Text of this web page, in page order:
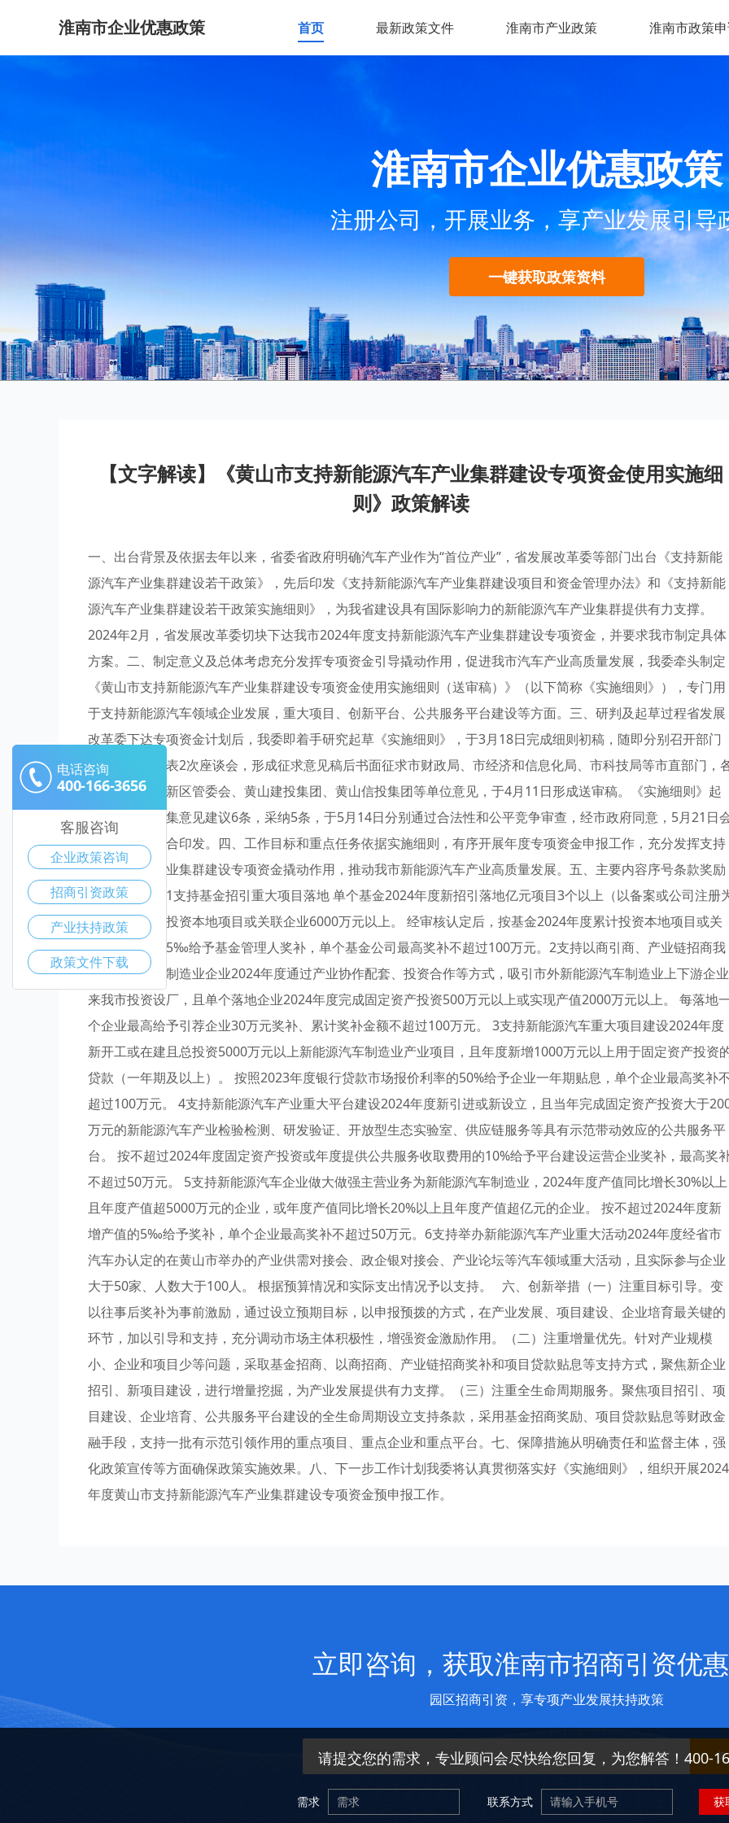
淮南市企业优惠政策 首页 最新政策文件 淮南市产业政策 淮南市政策
淮南市企业优惠政策
注册公司，开展业务，享产业发展引导
一键获取政策资料
【文字解读】《黄山市支持新能源汽车产业集群建设专项资金使用实施细
则》政策解读
一、出台背景及依据去年以来，省委省政府明确汽车产业作为“首位产业”，省发展改革委等部门出台《支持新能
源汽车产业集群建设若干政策》，先后印发《支持新能源汽车产业集群建设项目和资金管理办法》和《支持新能
源汽车产业集群建设若干政策实施细则》，为我省建设具有国际影响力的新能源汽车产业集群提供有力支撑。
2024年2月，省发展改革委切块下达我市2024年度支持新能源汽车产业集群建设专项资金，并要求我市制定具体
方案。二、制定意义及总体考虑充分发挥专项资金引导撬动作用，促进我市汽车产业高质量发展，我委牵头制定
《黄山市支持新能源汽车产业集群建设专项资金使用实施细则（送审稿）》（以下简称《实施细则》），专门用
于支持新能源汽车领域企业发展，重大项目、创新平台、公共服务平台建设等方面。三、研判及起草过程省发展
改革委下达专项资金计划后，我委即着手研究起草《实施细则》，于3月18日完成细则初稿，随即分别召开部门
区县、企业代表2次座谈会，形成征求意见稿后书面征求市财政局、市经济和信息化局、市科技局等市直部门，
区县、黄山高新区管委会、黄山建投集团、黄山信投集团等单位意见，于4月11日形成送审稿。《实施细则》起
草过程中共收集意见建议6条，采纳5条，于5月14日分别通过合法性和公平竞争审查，经市政府同意，5月21日
同市财政局联合印发。四、工作目标和重点任务依据实施细则，有序开展年度专项资金申报工作，充分发挥支持
新能源汽车产业集群建设专项资金撬动作用，推动我市新能源汽车产业高质量发展。五、主要内容序号条款奖励
条件奖励标准1支持基金招引重大项目落地 单个基金2024年度新招引落地亿元项目3个以上（以备案或公司注册
准），且累计投资本地项目或关联企业6000万元以上。 经审核认定后，按基金2024年度累计投资本地项目或关
联企业金额的5‰给予基金管理人奖补，单个基金公司最高奖补不超过100万元。2支持以商引商、产业链招商我
市新能源汽车制造业企业2024年度通过产业协作配套、投资合作等方式，吸引市外新能源汽车制造业上下游企业
来我市投资设厂，且单个落地企业2024年度完成固定资产投资500万元以上或实现产值2000万元以上。 每落地
个企业最高给予引荐企业30万元奖补、累计奖补金额不超过100万元。 3支持新能源汽车重大项目建设2024年度
新开工或在建且总投资5000万元以上新能源汽车制造业产业项目，且年度新增1000万元以上用于固定资产投资
贷款（一年期及以上）。 按照2023年度银行贷款市场报价利率的50%给予企业一年期贴息，单个企业最高奖补
超过100万元。 4支持新能源汽车产业重大平台建设2024年度新引进或新设立，且当年完成固定资产投资大于
万元的新能源汽车产业检验检测、研发验证、开放型生态实验室、供应链服务等具有示范带动效应的公共服务平
台。 按不超过2024年度固定资产投资或年度提供公共服务收取费用的10%给予平台建设运营企业奖补，最高奖
不超过50万元。 5支持新能源汽车企业做大做强主营业务为新能源汽车制造业，2024年度产值同比增长30%以上
且年度产值超5000万元的企业，或年度产值同比增长20%以上且年度产值超亿元的企业。 按不超过2024年度新
增产值的5‰给予奖补，单个企业最高奖补不超过50万元。6支持举办新能源汽车产业重大活动2024年度经省市
汽车办认定的在黄山市举办的产业供需对接会、政企银对接会、产业论坛等汽车领域重大活动，且实际参与企业
大于50家、人数大于100人。 根据预算情况和实际支出情况予以支持。 六、创新举措（一）注重目标引导。变
以往事后奖补为事前激励，通过设立预期目标，以申报预拨的方式，在产业发展、项目建设、企业培育最关键的
环节，加以引导和支持，充分调动市场主体积极性，增强资金激励作用。（二）注重增量优先。针对产业规模
小、企业和项目少等问题，采取基金招商、以商招商、产业链招商奖补和项目贷款贴息等支持方式，聚焦新企业
招引、新项目建设，进行增量挖掘，为产业发展提供有力支撑。（三）注重全生命周期服务。聚焦项目招引、项
目建设、企业培育、公共服务平台建设的全生命周期设立支持条款，采用基金招商奖励、项目贷款贴息等财政金
融手段，支持一批有示范引领作用的重点项目、重点企业和重点平台。七、保障措施从明确责任和监督主体，强
化政策宣传等方面确保政策实施效果。八、下一步工作计划我委将认真贯彻落实好《实施细则》，组织开展2024
年度黄山市支持新能源汽车产业集群建设专项资金预申报工作。
请提交您的需求，专业顾问会尽快给您回复，为您解答！400-
需求 联系方式 获
电话咨询
400-166-3656
客服咨询
企业政策咨询
招商引资政策
产业扶持政策
政策文件下载
立即咨询，获取淮南市招商引资优
园区招商引资，享专项产业发展扶持政策